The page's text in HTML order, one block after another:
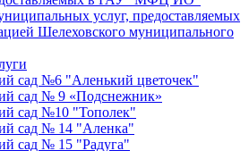
услуг, предоставляемых
Шелеховского муниципального
сад №6 "Аленький цветочек"
сад № 9 «Подснежник»
сад №10 "Тополек"
сад № 14 "Аленка"
сад № 15 "Радуга"